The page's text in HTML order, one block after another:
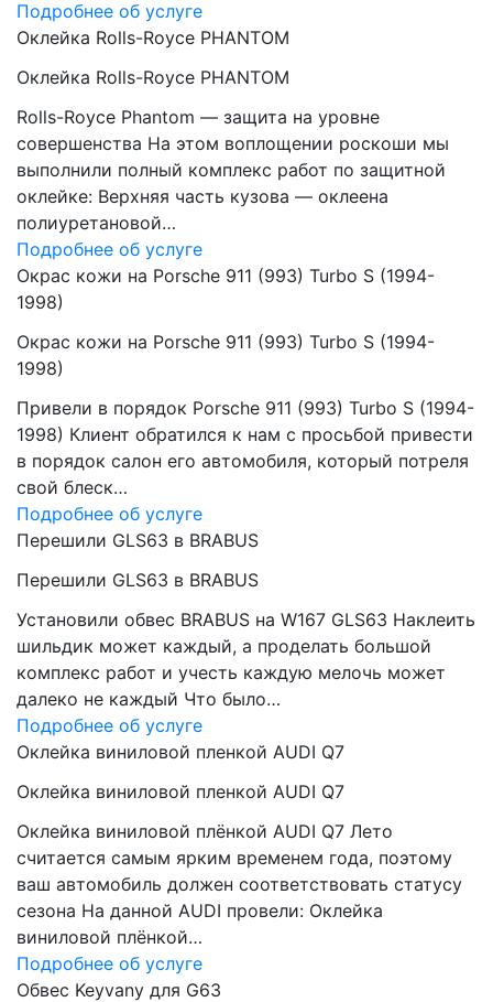
Подробнее об услуге
Оклейка Rolls-Royce PHANTOM
Оклейка Rolls-Royce PHANTOM
Rolls-Royce Phantom — защита на уровне
совершенства На этом воплощении роскоши мы
выполнили полный комплекс работ по защитной
оклейке: Верхняя часть кузова — оклеена
полиуретановой…
Подробнее об услуге
Окрас кожи на Porsche 911 (993) Turbo S (1994-
1998)
Окрас кожи на Porsche 911 (993) Turbo S (1994-
1998)
Привели в порядок Porsche 911 (993) Turbo S (1994-
1998) Клиент обратился к нам с просьбой привести
в порядок салон его автомобиля, который потреля
свой блеск…
Подробнее об услуге
Перешили GLS63 в BRABUS
Перешили GLS63 в BRABUS
Установили обвес BRABUS на W167 GLS63 Наклеить
шильдик может каждый, а проделать большой
комплекс работ и учесть каждую мелочь может
далеко не каждый Что было…
Подробнее об услуге
Оклейка виниловой пленкой AUDI Q7
Оклейка виниловой пленкой AUDI Q7
Оклейка виниловой плёнкой AUDI Q7 Лето
считается самым ярким временем года, поэтому
ваш автомобиль должен соответствовать статусу
сезона На данной AUDI провели: Оклейка
виниловой плёнкой…
Подробнее об услуге
Обвес Keyvany для G63